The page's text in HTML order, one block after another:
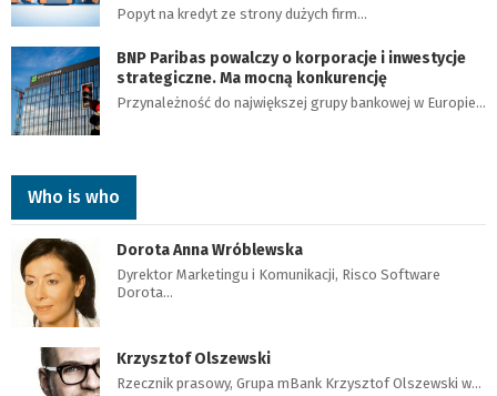
Popyt na kredyt ze strony dużych firm…
BNP Paribas powalczy o korporacje i inwestycje
strategiczne. Ma mocną konkurencję
Przynależność do największej grupy bankowej w Europie…
Who is who
Dorota Anna Wróblewska
Dyrektor Marketingu i Komunikacji, Risco Software
Dorota…
Krzysztof Olszewski
Rzecznik prasowy, Grupa mBank Krzysztof Olszewski w…